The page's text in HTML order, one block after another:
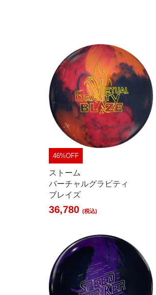
46%OFF
ストーム
バーチャルグラビティ
ブレイズ
36,780 (税込)